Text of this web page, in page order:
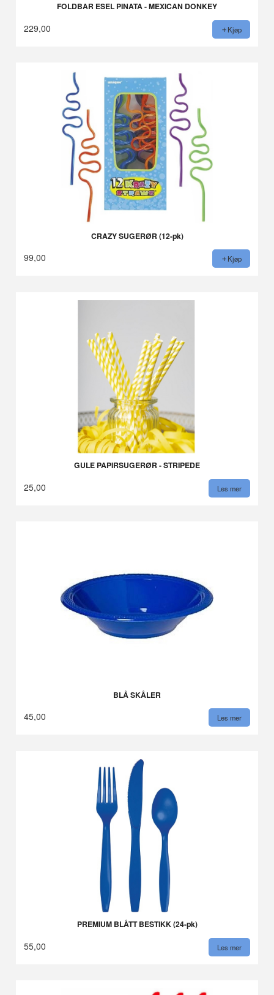
FOLDBAR ESEL PINATA - MEXICAN DONKEY
229,00 Kjøp
CRAZY SUGERØR (12-pk)
99,00 Kjøp
GULE PAPIRSUGERØR - STRIPEDE
25,00 Les mer
BLÅ SKÅLER
45,00 Les mer
PREMIUM BLÅTT BESTIKK (24-pk)
55,00 Les mer